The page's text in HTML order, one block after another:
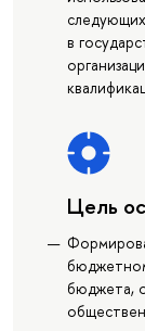
в
Цель
бюджета,